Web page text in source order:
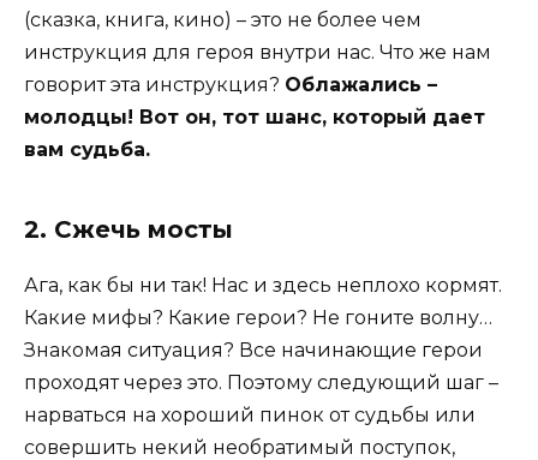
(сказка, книга, кино) – это не более чем
инструкция для героя внутри нас. Что же нам
говорит эта инструкция? Облажались –
молодцы! Вот он, тот шанс, который дает
вам судьба.
2. Сжечь мосты
Ага, как бы ни так! Нас и здесь неплохо кормят.
Какие мифы? Какие герои? Не гоните волну…
Знакомая ситуация? Все начинающие герои
проходят через это. Поэтому следующий шаг –
нарваться на хороший пинок от судьбы или
совершить некий необратимый поступок,